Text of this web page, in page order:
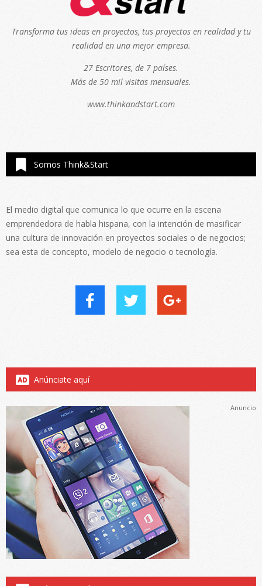
Transforma tus ideas en proyectos, tus proyectos en realidad y tu
realidad en una mejor empresa.
27 Escritores, de 7 países.
Más de 50 mil visitas mensuales.
www.thinkandstart.com
Somos Think&Start
El medio digital que comunica lo que ocurre en la escena
emprendedora de habla hispana, con la intención de masificar
una cultura de innovación en proyectos sociales o de negocios;
sea esta de concepto, modelo de negocio o tecnología.
Anúnciate aquí
Anuncio